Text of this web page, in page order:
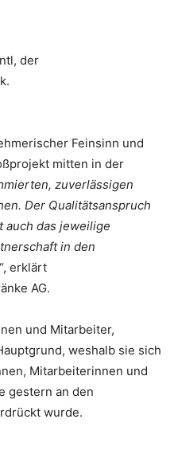
der
Feinsinn und
mitten in der
zuverlässigen
Der Qualitätsanspruch
auch das jeweilige
in den
“, erklärt
AG.
und Mitarbeiter,
weshalb sie sich
Mitarbeiterinnen und
gestern an den
wurde.